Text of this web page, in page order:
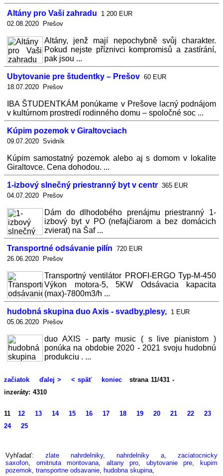
Altány pro Vaši zahradu
1 200 EUR
02.08.2020 Prešov
Altány, jenž mají nepochybně svůj charakter.
Pokud nejste příznivci kompromisů a zastírání,
pak jsou ...
Ubytovanie pre študentky – Prešov 60 EUR
18.07.2020 Prešov
IBA ŠTUDENTKÁM ponúkame v Prešove lacný podnájom
v kultúrnom prostredí rodinného domu – spoločné soc ...
Kúpim pozemok v Giraltovciach
09.07.2020 Svidník
Kúpim samostatný pozemok alebo aj s domom v lokalite
Giraltovce. Cena dohodou. ...
1-izbový slnečný priestranný byt v centr 365 EUR
04.07.2020 Prešov
Dám do dlhodobého prenájmu priestranný 1-
izbový byt v PO (nefajčiarom a bez domácich
zvierat) na Šaf ...
Transportné odsávanie pilín 720 EUR
26.06.2020 Prešov
Transportný ventilátor PROFI-ERGO Typ-M-450
Výkon motora-5, 5KW Odsávacia kapacita
(max)-7800m3/h ...
hudobná skupina duo Axis - svadby,plesy, 1 EUR
05.06.2020 Prešov
duo AXIS - party music ( s live pianistom )
ponúka na obdobie 2020 - 2021 svoju hudobnú
produkciu . ...
začiatok ďalej > < späť koniec
strana 11/431 -
inzeráty: 4310
11 12 13 14 15 16 17 18 19 20 21 22
23
24
25
Vyhľadať: zlate nahrdelniky, nahrdelniky a, zaciatocnicky
saxofon, omitnuta montovana, altany pro, ubytovanie pre,
kupim
pozemok, transportne odsavanie, hudobna skupina,